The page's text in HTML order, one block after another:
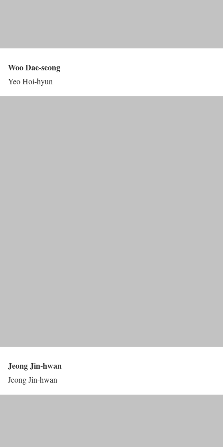
Woo Dae-seong
Yeo Hoi-hyun
Jeong Jin-hwan
Jeong Jin-hwan